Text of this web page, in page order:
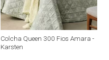
Colcha Queen 300 Fios Amara -
Karsten